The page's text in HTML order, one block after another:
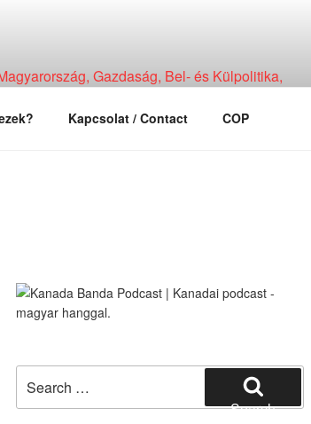
Gazdaság, Bel- és Külpolitika,
Kapcsolat / Contact COP
for:
Search